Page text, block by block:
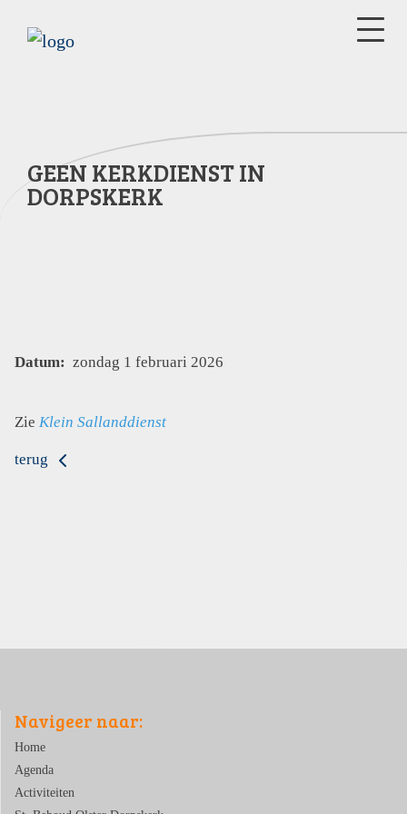
GEEN KERKDIENST IN
DORPSKERK
Datum: zondag 1 februari 2026
Zie Klein Sallanddienst
terug
Navigeer naar:
Home
Agenda
Activiteiten